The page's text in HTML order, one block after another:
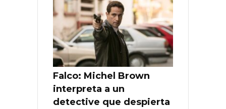
Falco: Michel Brown
interpreta a un
detective que despierta